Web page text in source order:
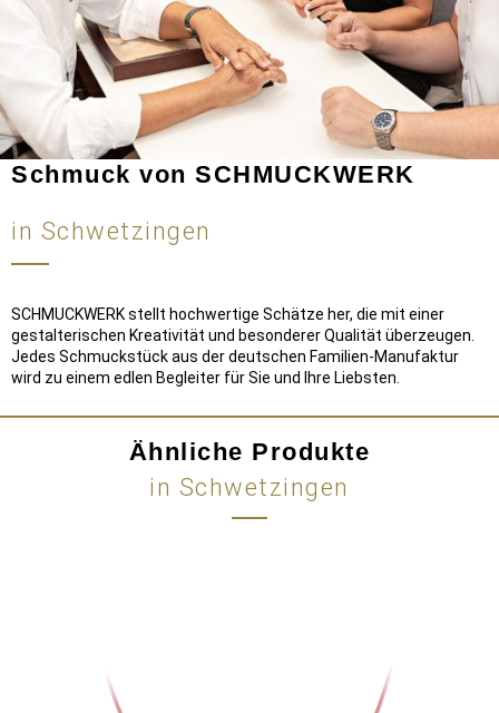
Schmuck von SCHMUCKWERK
in Schwetzingen
SCHMUCKWERK stellt hochwertige Schätze her, die mit einer
gestalterischen Kreativität und besonderer Qualität überzeugen.
Jedes Schmuckstück aus der deutschen Familien-Manufaktur
wird zu einem edlen Begleiter für Sie und Ihre Liebsten.
Ähnliche Produkte
in Schwetzingen